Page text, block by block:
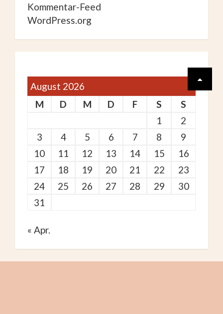
Kommentar-Feed
WordPress.org
August 2026
M
D M D F S
S
1
2
3
4 5 6 7 8
9
10
11 12 13 14 15
16
17
18 19 20 21 22
23
24
25 26 27 28 29
30
31
« Apr.